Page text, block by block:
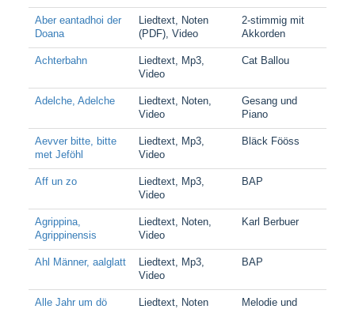
Aber eantadhoi der
Doana
Liedtext, Noten
(PDF), Video
2-stimmig mit
Akkorden
Achterbahn
Liedtext, Mp3,
Video
Cat Ballou
Adelche, Adelche
Liedtext, Noten,
Video
Gesang und
Piano
Aevver bitte, bitte
met Jeföhl
Liedtext, Mp3,
Video
Bläck Fööss
Aff un zo
Liedtext, Mp3,
Video
BAP
Agrippina,
Agrippinensis
Liedtext, Noten,
Video
Karl Berbuer
Ahl Männer, aalglatt
Liedtext, Mp3,
Video
BAP
Alle Jahr um dö
Liedtext, Noten
Melodie und